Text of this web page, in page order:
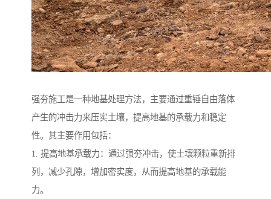
强夯施工是一种地基处理方法，主要通过重锤自由落体
产生的冲击力来压实土壤，提高地基的承载力和稳定
性。其主要作用包括：
1. 提高地基承载力：通过强夯冲击，使土壤颗粒重新排
列，减少孔隙，增加密实度，从而提高地基的承载能
力。